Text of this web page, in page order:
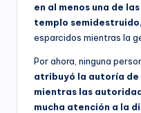
en al menos una de
templo semidestruido,
esparcidos mientras la
Por ahora, ninguna
atribuyó la autoría de
mientras las
mucha atención a la